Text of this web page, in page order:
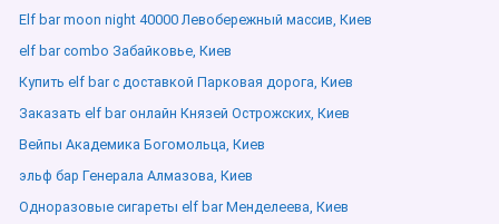
Elf bar moon night 40000 Левобережный массив, Киев
elf bar combo Забайковье, Киев
Купить elf bar с доставкой Парковая дорога, Киев
Заказать elf bar онлайн Князей Острожских, Киев
Вейпы Академика Богомольца, Киев
эльф бар Генерала Алмазова, Киев
Одноразовые сигареты elf bar Менделеева, Киев